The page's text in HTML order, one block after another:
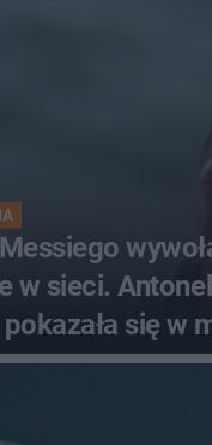
w sieci.
się w